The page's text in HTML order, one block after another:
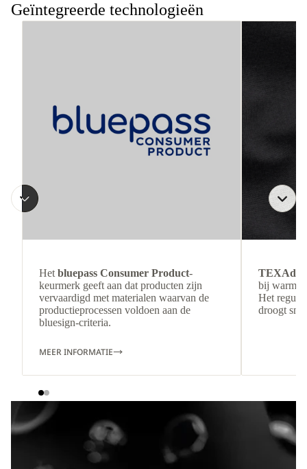
Geïntegreerde technologieën
Het bluepass Consumer Product-
keurmerk geeft aan dat producten zijn
vervaardigd met materialen waarvan de
productieprocessen voldoen aan de
bluesign-criteria.
MEER INFORMATIE
TEXAdri
bij warmer
Het
droogt